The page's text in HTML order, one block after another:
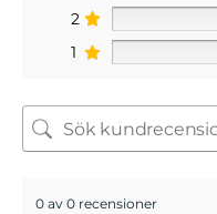
2
1
0 av 0 recensioner